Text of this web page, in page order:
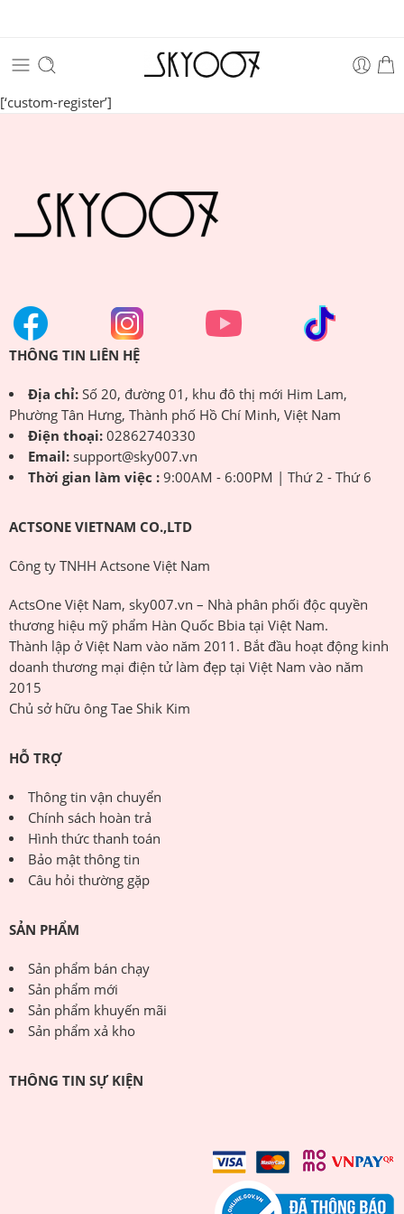
[‘custom-register’]
THÔNG TIN LIÊN HỆ
Địa chỉ:Số 20, đường 01, khu đô thị mới Him Lam,
Phường Tân Hưng, Thành phố Hồ Chí Minh, Việt Nam
Điện thoại:02862740330
Email:support@sky007.vn
Thời gian làm việc :9:00AM - 6:00PM | Thứ 2 - Thứ 6
ACTSONE VIETNAM CO.,LTD
Công ty TNHH Actsone Việt Nam
ActsOne Việt Nam, sky007.vn – Nhà phân phối độc quyền
thương hiệu mỹ phẩm Hàn Quốc Bbia tại Việt Nam.
Thành lập ở Việt Nam vào năm 2011. Bắt đầu hoạt động kinh
doanh thương mại điện tử làm đẹp tại Việt Nam vào năm
2015
Chủ sở hữu ông Tae Shik Kim
HỖ TRỢ
Thông tin vận chuyển
Chính sách hoàn trả
Hình thức thanh toán
Bảo mật thông tin
Câu hỏi thường gặp
SẢN PHẨM
Sản phẩm bán chạy
Sản phẩm mới
Sản phẩm khuyến mãi
Sản phẩm xả kho
THÔNG TIN SỰ KIỆN